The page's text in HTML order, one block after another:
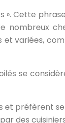
Cette
nombreux
variées,
se
préfèrent
des